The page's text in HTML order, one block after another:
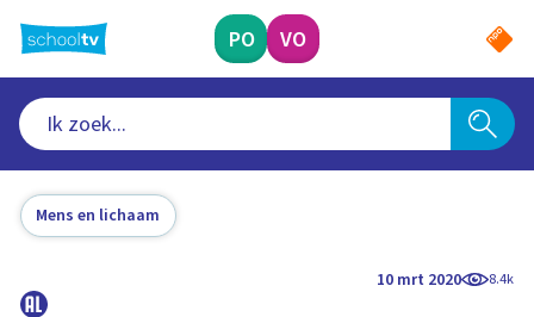
naar
hoofdinhoud
PO VO
Mens en lichaam
10 mrt 2020 8.4k